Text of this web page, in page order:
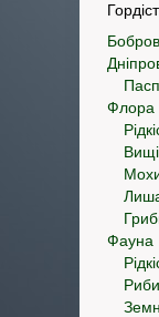
Флора
Фауна
Риби